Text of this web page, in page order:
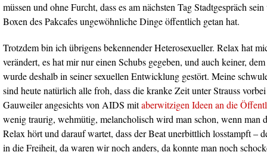
müssen und ohne Furcht, dass es am nächsten Tag Stadtgespräch
Boxen des Pakcafes ungewöhnliche Dinge öffentlich getan hat.
Trotzdem bin ich übrigens bekennender Heterosexueller. Relax hat
verändert, es hat mir nur einen Schubs gegeben, und auch keiner,
wurde deshalb in seiner sexuellen Entwicklung gestört. Meine
sind heute natürlich alle froh, dass die kranke Zeit unter Strauss
Gauweiler angesichts von AIDS mitaberwitzigen Ideen an die
wenig traurig, wehmütig, melancholisch wird man schon, wenn man
Relax hört und darauf wartet, dass der Beat unerbittlich losstampft –
in die Freiheit, da waren wir noch anders, da konnte man noch